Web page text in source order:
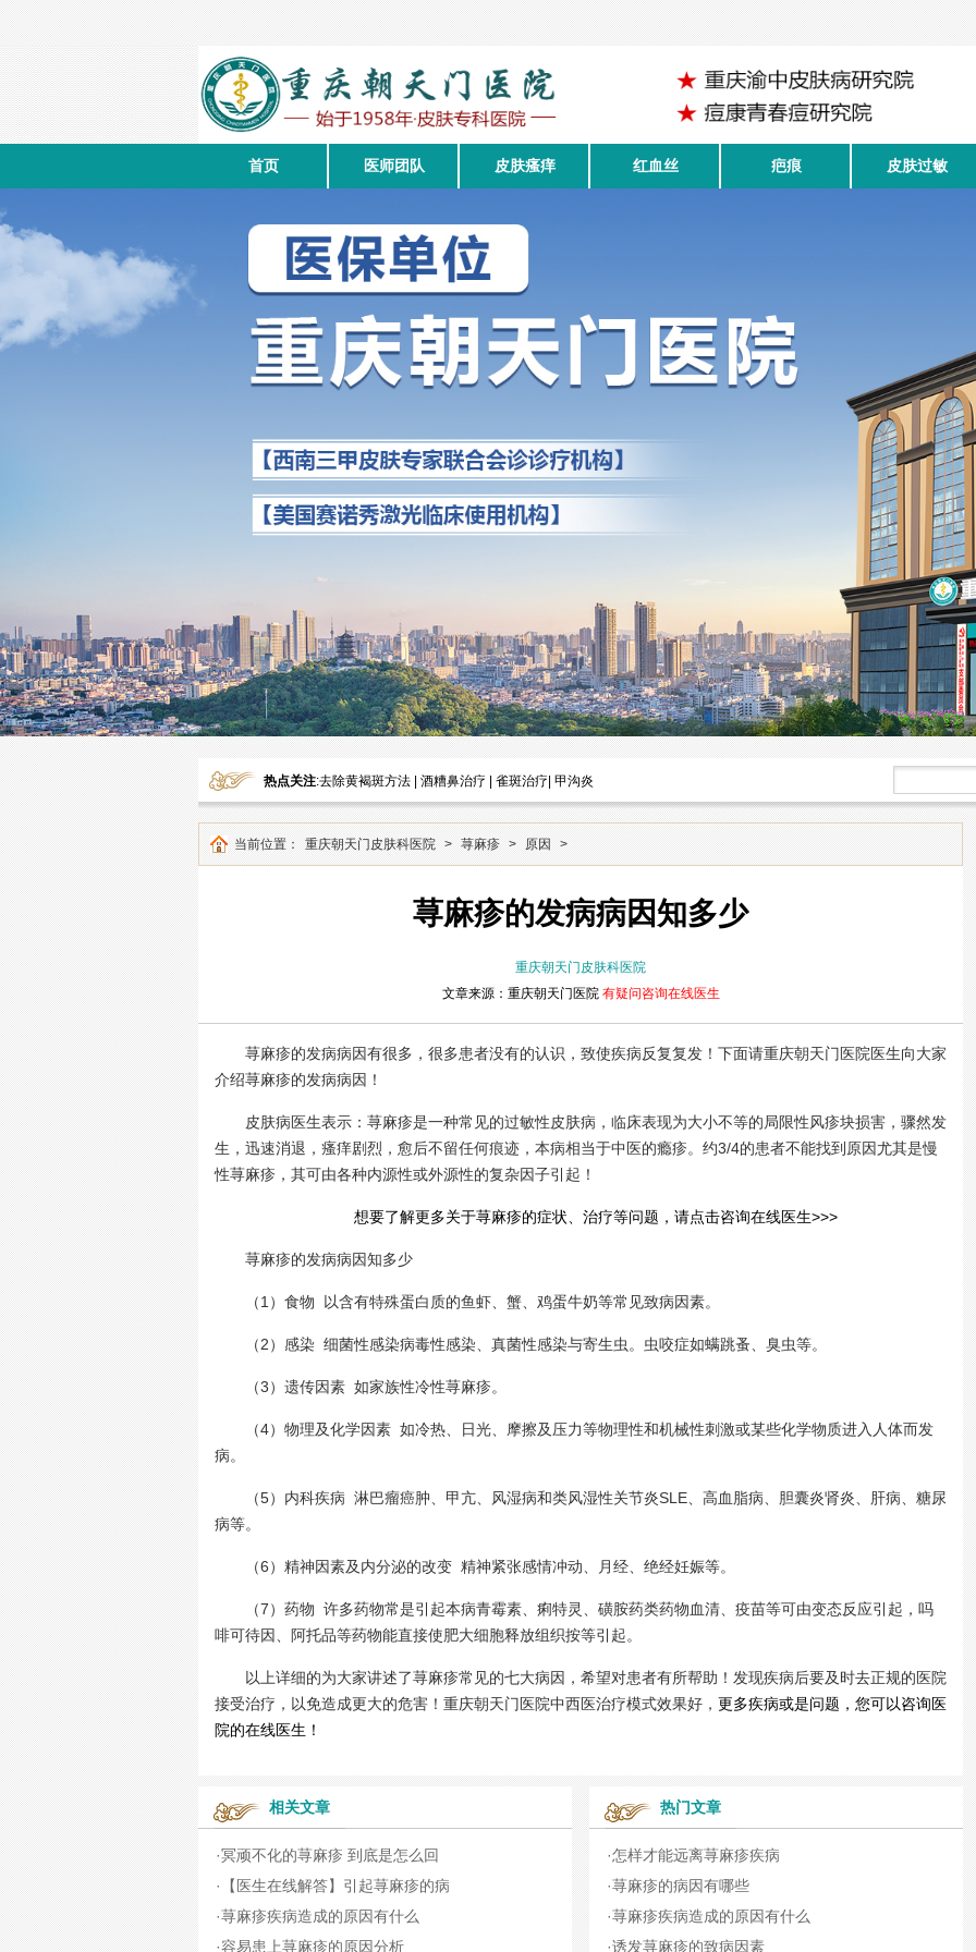
首页 医师团队 皮肤瘙痒 红血丝 疤痕 皮肤过敏
热点关注:去除黄褐斑方法 | 酒糟鼻治疗 | 雀斑治疗| 甲沟炎
当前位置： 重庆朝天门皮肤科医院 > 荨麻疹 > 原因 >
荨麻疹的发病病因知多少
重庆朝天门皮肤科医院
文章来源：重庆朝天门医院 有疑问咨询在线医生
荨麻疹的发病病因有很多，很多患者没有的认识，致使疾病反复复发！下面请重庆朝天门医院医生向大家
介绍荨麻疹的发病病因！
皮肤病医生表示：荨麻疹是一种常见的过敏性皮肤病，临床表现为大小不等的局限性风疹块损害，骤然发
生，迅速消退，瘙痒剧烈，愈后不留任何痕迹，本病相当于中医的瘾疹。约3/4的患者不能找到原因尤其是慢
性荨麻疹，其可由各种内源性或外源性的复杂因子引起！
想要了解更多关于荨麻疹的症状、治疗等问题，请点击咨询在线医生>>>
荨麻疹的发病病因知多少
（1）食物 以含有特殊蛋白质的鱼虾、蟹、鸡蛋牛奶等常见致病因素。
（2）感染 细菌性感染病毒性感染、真菌性感染与寄生虫。虫咬症如螨跳蚤、臭虫等。
（3）遗传因素 如家族性冷性荨麻疹。
（4）物理及化学因素 如冷热、日光、摩擦及压力等物理性和机械性刺激或某些化学物质进入人体而发
病。
（5）内科疾病 淋巴瘤癌肿、甲亢、风湿病和类风湿性关节炎SLE、高血脂病、胆囊炎肾炎、肝病、糖尿
病等。
（6）精神因素及内分泌的改变 精神紧张感情冲动、月经、绝经妊娠等。
（7）药物 许多药物常是引起本病青霉素、痢特灵、磺胺药类药物血清、疫苗等可由变态反应引起，吗
啡可待因、阿托品等药物能直接使肥大细胞释放组织按等引起。
以上详细的为大家讲述了荨麻疹常见的七大病因，希望对患者有所帮助！发现疾病后要及时去正规的医院
接受治疗，以免造成更大的危害！重庆朝天门医院中西医治疗模式效果好， 更多疾病或是问题，您可以咨询医
院的在线医生！
相关文章
·冥顽不化的荨麻疹 到底是怎么回
·
【医生在线解答】引起荨麻疹的病
·荨麻疹疾病造成的原因有什么
·容易患上荨麻疹的原因分析
热门文章
·怎样才能远离荨麻疹疾病
·荨麻疹的病因有哪些
·荨麻疹疾病造成的原因有什么
·诱发荨麻疹的致病因素